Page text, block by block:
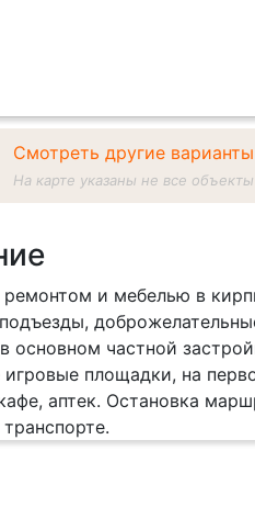
Смотреть другие
На карте указаны не все объекты
и мебелью в
основном частной
игровые площадки, на
аптек. Остановка